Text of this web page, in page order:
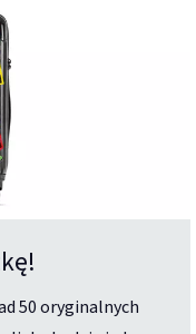
50 oryginalnych